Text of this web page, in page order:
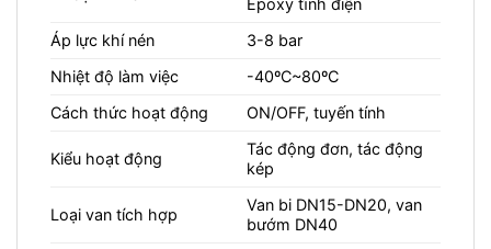
Epoxy tĩnh điện
Áp lực khí nén
3-8 bar
Nhiệt độ làm việc
-40ºC~80ºC
Cách thức hoạt động
ON/OFF, tuyến tính
Kiểu hoạt động
Tác động đơn, tác động
kép
Loại van tích hợp
Van bi DN15-DN20, van
bướm DN40